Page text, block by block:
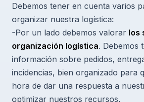
Debemos tener en cuenta varios
organizar nuestra logística:
-Por un lado debemos valorar los
organización logística. Debemos
información sobre pedidos,
incidencias, bien organizado para
hora de dar una respuesta a
optimizar nuestros recursos.